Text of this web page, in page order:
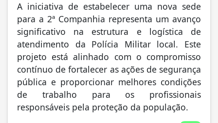
A iniciativa de estabelecer uma nova sede
para a 2ª Companhia representa um avanço
significativo na estrutura e logística de
atendimento da Polícia Militar local. Este
projeto está alinhado com o compromisso
contínuo de fortalecer as ações de segurança
pública e proporcionar melhores condições
de trabalho para os profissionais
responsáveis pela proteção da população.